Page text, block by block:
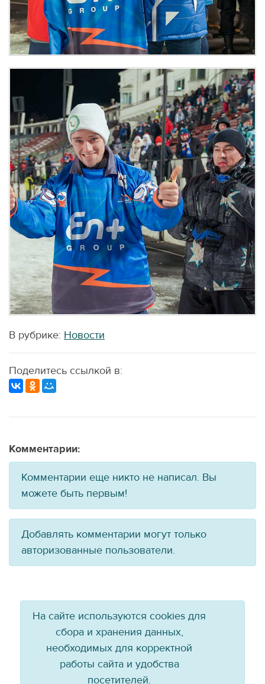
В рубрике: Новости
Поделитесь ссылкой в:
Комментарии:
Комментарии еще никто не написал. Вы
можете быть первым!
Добавлять комментарии могут только
авторизованные пользователи.
На сайте используются cookies для
сбора и хранения данных,
необходимых для корректной
работы сайта и удобства
посетителей.